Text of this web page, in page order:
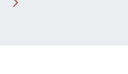
Pagina successiva